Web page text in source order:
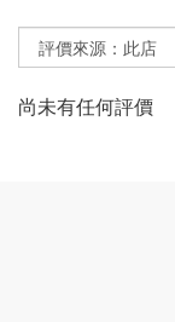
尚未有任何評價